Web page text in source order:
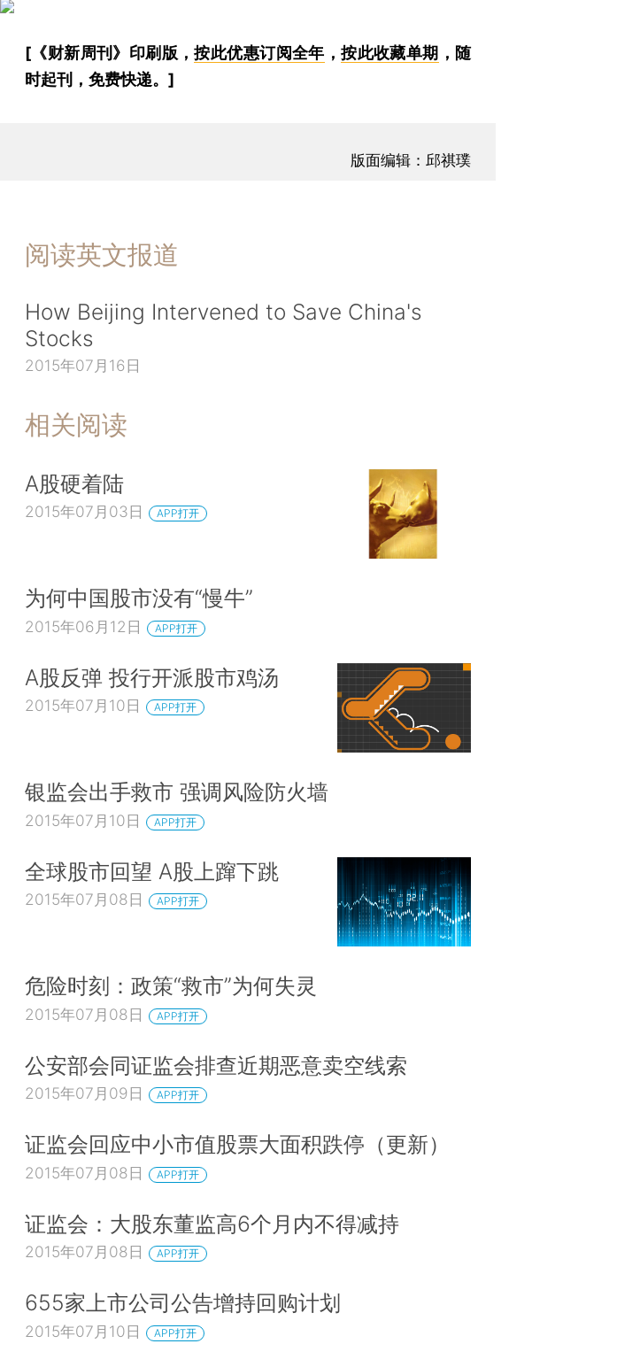
[《财新周刊》印刷版，按此优惠订阅全年 ，按此收藏单期 ，随
时起刊，免费快递。]
版面编辑：邱祺璞
阅读英文报道
How Beijing Intervened to Save China's
Stocks
2015年07月16日
相关阅读
A股硬着陆
2015年07月03日 APP打开
为何中国股市没有“慢牛”
2015年06月12日 APP打开
A股反弹 投行开派股市鸡汤
2015年07月10日 APP打开
银监会出手救市 强调风险防火墙
2015年07月10日 APP打开
全球股市回望 A股上蹿下跳
2015年07月08日 APP打开
危险时刻：政策“救市”为何失灵
2015年07月08日 APP打开
公安部会同证监会排查近期恶意卖空线索
2015年07月09日 APP打开
证监会回应中小市值股票大面积跌停（更新）
2015年07月08日 APP打开
证监会：大股东董监高6个月内不得减持
2015年07月08日 APP打开
655家上市公司公告增持回购计划
2015年07月10日 APP打开